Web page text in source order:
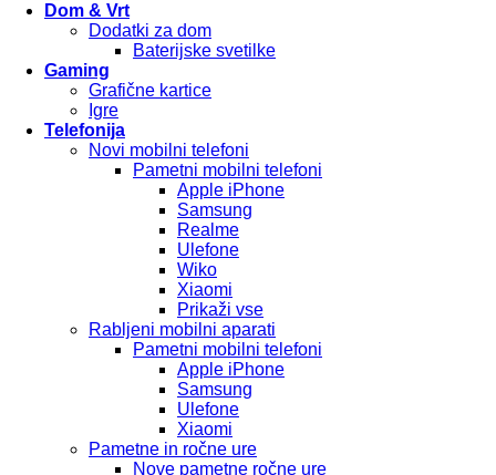
Dom & Vrt
Dodatki za dom
Baterijske svetilke
Gaming
Grafične kartice
Igre
Telefonija
Novi mobilni telefoni
Pametni mobilni telefoni
Apple iPhone
Samsung
Realme
Ulefone
Wiko
Xiaomi
Prikaži vse
Rabljeni mobilni aparati
Pametni mobilni telefoni
Apple iPhone
Samsung
Ulefone
Xiaomi
Pametne in ročne ure
Nove pametne ročne ure